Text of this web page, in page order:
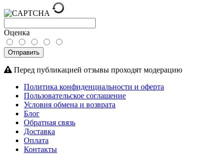
Оценка
Отправить
Перед публикацией отзывы проходят модерацию
Политика конфиденциальности и оферта
Пользовательское соглашение
Условия обмена и возврата
Блог
Обратная связь
Доставка
Оплата
Контакты